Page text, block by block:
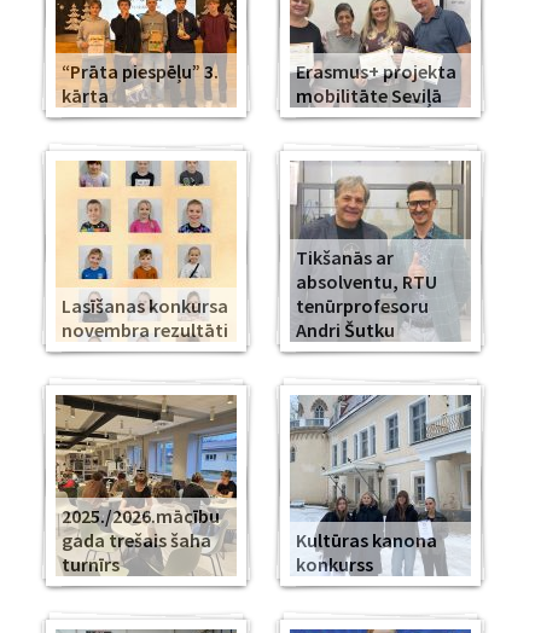
“Prāta piespēļu” 3.
kārta
Erasmus+ projekta
mobilitāte Seviļā
Lasīšanas konkursa
novembra rezultāti
Tikšanās ar
absolventu, RTU
tenūrprofesoru
Andri Šutku
2025./2026.mācību
gada trešais šaha
turnīrs
Kultūras kanona
konkurss